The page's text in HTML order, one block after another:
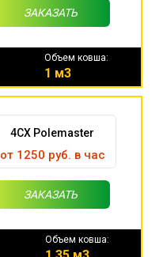
ЗАКАЗАТЬ
Объем ковша:
1 м3
4CX Polemaster
от 1250 руб. в час
ЗАКАЗАТЬ
Объем ковша: